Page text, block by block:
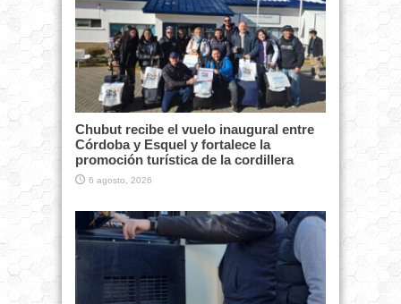
Chubut recibe el vuelo inaugural entre
Córdoba y Esquel y fortalece la
promoción turística de la cordillera
6 agosto, 2026